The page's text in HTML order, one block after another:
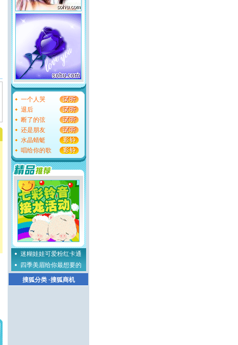
一个人哭
退后
断了的弦
还是朋友
水晶蜻蜓
唱给你的歌
迷糊娃娃可爱粉红卡通
四季美眉给你最想要的
搜狐分类·搜狐商机